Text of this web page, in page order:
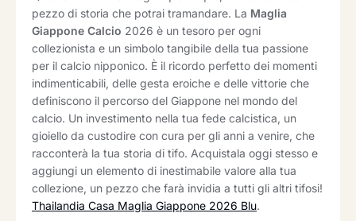
pezzo di storia che potrai tramandare. La Maglia
Giappone Calcio 2026 è un tesoro per ogni
collezionista e un simbolo tangibile della tua passione
per il calcio nipponico. È il ricordo perfetto dei momenti
indimenticabili, delle gesta eroiche e delle vittorie che
definiscono il percorso del Giappone nel mondo del
calcio. Un investimento nella tua fede calcistica, un
gioiello da custodire con cura per gli anni a venire, che
racconterà la tua storia di tifo. Acquistala oggi stesso e
aggiungi un elemento di inestimabile valore alla tua
collezione, un pezzo che farà invidia a tutti gli altri tifosi!
Thailandia Casa Maglia Giappone 2026 Blu.